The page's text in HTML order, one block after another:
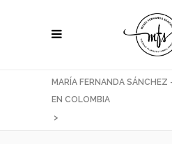
MARÍA FERNANDA
EN COLOMBIA
>